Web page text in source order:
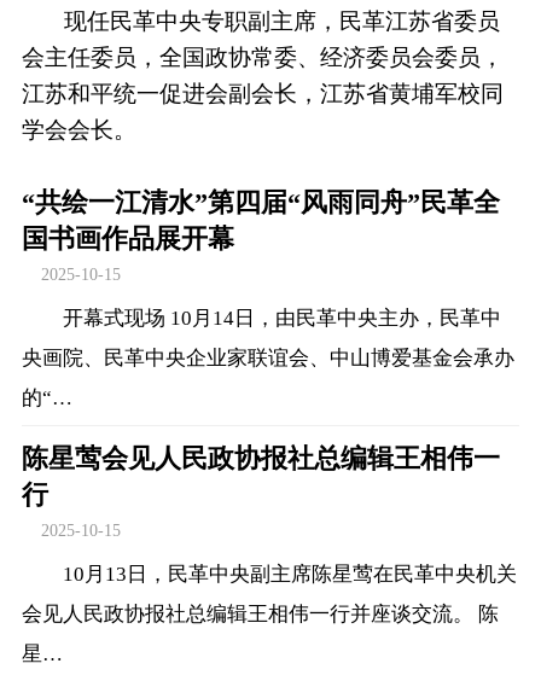
现任民革中央专职副主席，民革江苏省委员
会主任委员，全国政协常委、经济委员会委员，
江苏和平统一促进会副会长，江苏省黄埔军校同
学会会长。
“共绘一江清水”第四届“风雨同舟”民革全
国书画作品展开幕
2025-10-15
开幕式现场 10月14日，由民革中央主办，民革中
央画院、民革中央企业家联谊会、中山博爱基金会承办
的“…
陈星莺会见人民政协报社总编辑王相伟一
行
2025-10-15
10月13日，民革中央副主席陈星莺在民革中央机关
会见人民政协报社总编辑王相伟一行并座谈交流。 陈
星…